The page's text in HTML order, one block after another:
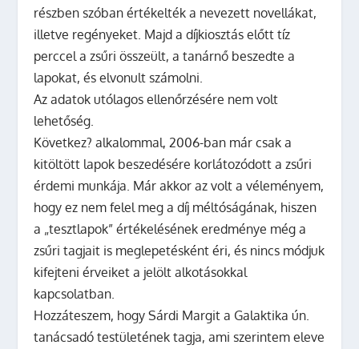
részben szóban értékelték a nevezett novellákat,
illetve regényeket. Majd a díjkiosztás előtt tíz
perccel a zsűri összeült, a tanárnő beszedte a
lapokat, és elvonult számolni.
Az adatok utólagos ellenőrzésére nem volt
lehetőség.
Következ? alkalommal, 2006-ban már csak a
kitöltött lapok beszedésére korlátozódott a zsűri
érdemi munkája. Már akkor az volt a véleményem,
hogy ez nem felel meg a díj méltóságának, hiszen
a „tesztlapok” értékelésének eredménye még a
zsűri tagjait is meglepetésként éri, és nincs módjuk
kifejteni érveiket a jelölt alkotásokkal
kapcsolatban.
Hozzáteszem, hogy Sárdi Margit a Galaktika ún.
tanácsadó testületének tagja, ami szerintem eleve